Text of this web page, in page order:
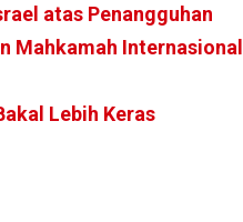
atas Penangguhan
Mahkamah Internasional
Lebih Keras